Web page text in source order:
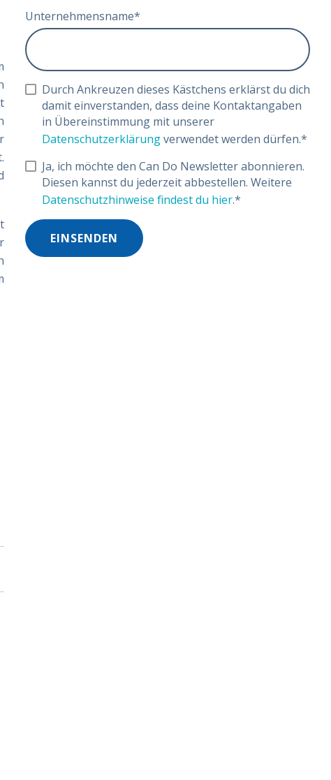
Unternehmensname*
Durch Ankreuzen dieses Kästchens erklärst du dich
damit einverstanden, dass deine Kontaktangaben
in Übereinstimmung mit unserer
Datenschutzerklärungverwendet werden dürfen.*
Ja, ich möchte den Can Do Newsletter abonnieren.
Diesen kannst du jederzeit abbestellen. Weitere
Datenschutzhinweise findest du hier.*